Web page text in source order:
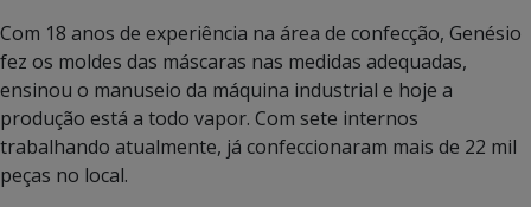
Com 18 anos de experiência na área de confecção, Genésio
fez os moldes das máscaras nas medidas adequadas,
ensinou o manuseio da máquina industrial e hoje a
produção está a todo vapor. Com sete internos
trabalhando atualmente, já confeccionaram mais de 22 mil
peças no local.